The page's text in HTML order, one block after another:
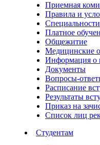
Приемная
Правила и
Специальности
Платное
Общежитие
Медицинские
Информация о
Документы
Вопросы-
Расписание
Результаты
Приказ на
Список лиц
Студентам